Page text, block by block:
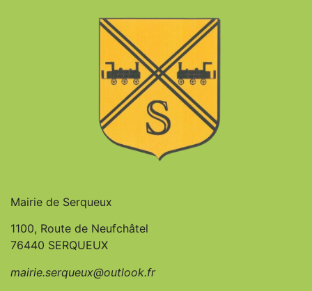
Mairie de Serqueux
1100, Route de Neufchâtel
76440 SERQUEUX
mairie.serqueux@outlook.fr